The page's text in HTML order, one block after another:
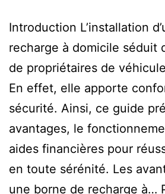
Introduction L’installation
recharge à domicile séduit
de propriétaires de
En effet, elle apporte
sécurité. Ainsi, ce guide
avantages, le
aides financières pour
en toute sérénité. Les
une borne de recharge à…